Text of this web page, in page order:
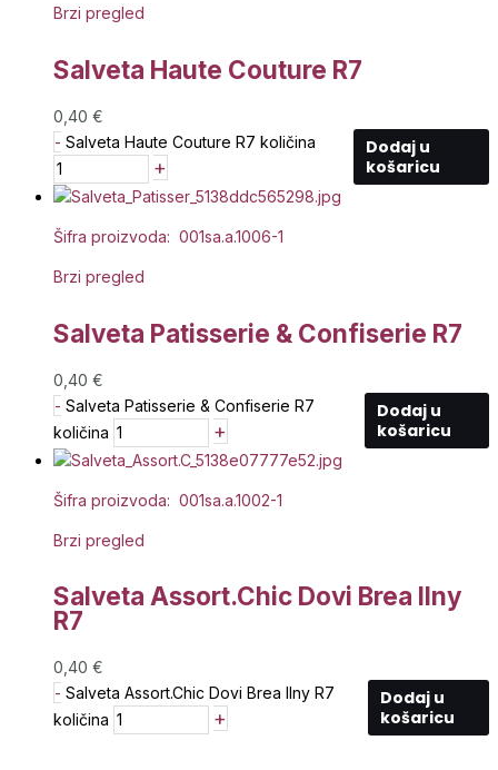
Brzi pregled
Salveta Haute Couture R7
0,40 €
- Salveta Haute Couture R7 količina
+
Dodaj u
košaricu
Šifra proizvoda: 001sa.a.1006-1
Brzi pregled
Salveta Patisserie & Confiserie R7
0,40 €
- Salveta Patisserie & Confiserie R7
količina
+
Dodaj u
košaricu
Šifra proizvoda: 001sa.a.1002-1
Brzi pregled
Salveta Assort.Chic Dovi Brea Ilny
R7
0,40 €
- Salveta Assort.Chic Dovi Brea Ilny R7
količina
+
Dodaj u
košaricu